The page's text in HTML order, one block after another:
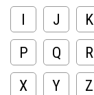
I
J K
P
Q R
X
Y Z